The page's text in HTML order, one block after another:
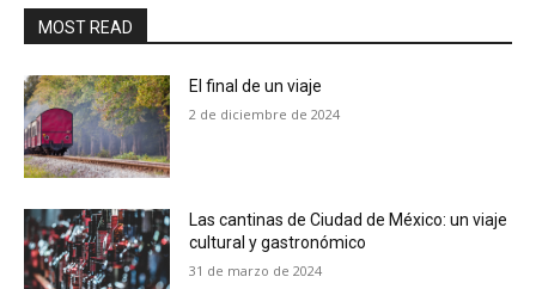
MOST READ
El final de un viaje
2 de diciembre de 2024
Las cantinas de Ciudad de México: un viaje
cultural y gastronómico
31 de marzo de 2024